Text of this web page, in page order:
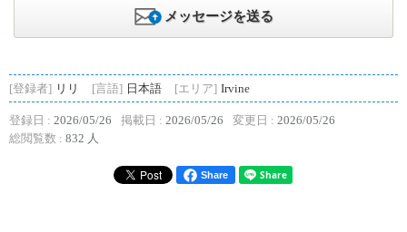
メッセージを送る
[登録者] リリ [言語] 日本語 [エリア] Irvine
登録日 : 2026/05/26 掲載日 : 2026/05/26 変更日 : 2026/05/26
総閲覧数 : 832 人
Share